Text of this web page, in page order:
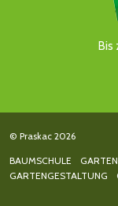
Bis
© Praskac 2026
BAUMSCHULE
GARTENGESTALTUNG